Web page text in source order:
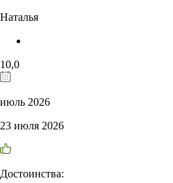
Наталья
10,0
июль 2026
23 июля 2026
Достоинства: